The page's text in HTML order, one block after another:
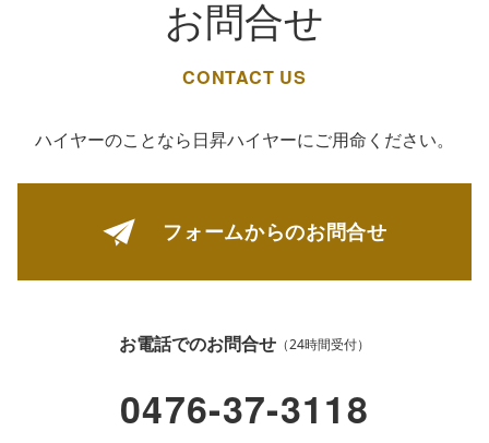
お問合せ
CONTACT US
ハイヤーのことなら日昇ハイヤーにご用命ください。
フォームからのお問合せ
お電話でのお問合せ （24時間受付）
0476-37-3118